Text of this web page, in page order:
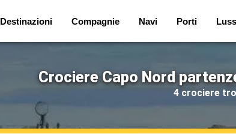
Destinazioni Compagnie Navi Porti
Crociere Capo Nord
4 crociere